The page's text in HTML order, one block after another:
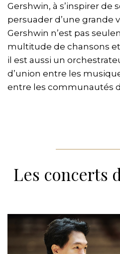
Gershwin, à s’inspirer de
persuader d’une grande
Gershwin n’est pas
multitude de chansons
il est aussi un
d’union entre les
entre les communautés
Les concerts